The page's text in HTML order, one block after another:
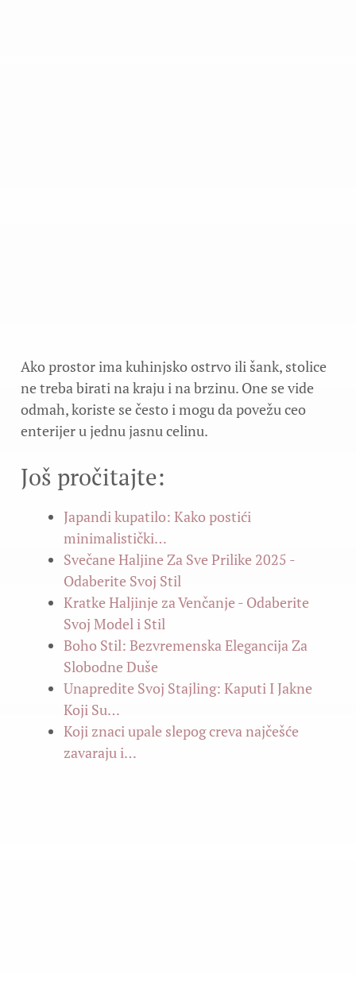
Ako prostor ima kuhinjsko ostrvo ili šank, stolice
ne treba birati na kraju i na brzinu. One se vide
odmah, koriste se često i mogu da povežu ceo
enterijer u jednu jasnu celinu.
Još pročitajte:
Japandi kupatilo: Kako postići
minimalistički…
Svečane Haljine Za Sve Prilike 2025 -
Odaberite Svoj Stil
Kratke Haljinje za Venčanje - Odaberite
Svoj Model i Stil
Boho Stil: Bezvremenska Elegancija Za
Slobodne Duše
Unapredite Svoj Stajling: Kaputi I Jakne
Koji Su…
Koji znaci upale slepog creva najčešće
zavaraju i…